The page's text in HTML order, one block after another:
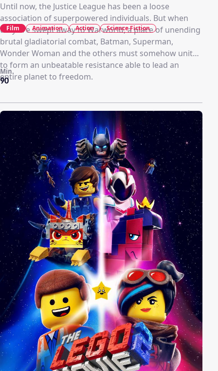
Until now, the Justice League has been a loose
association of superpowered individuals. But when
they are swept away to Warworld, a place of unending
brutal gladiatorial combat, Batman, Superman,
Wonder Woman and the others must somehow unite
to form an unbeatable resistance able to lead an
entire planet to freedom.
90
Min.
Film Animation Action Science Fiction